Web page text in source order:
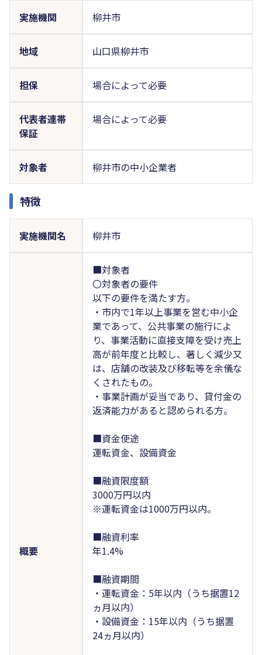
実施機関 柳井市
地域 山口県柳井市
担保 場合によって必要
代表者連帯
保証
場合によって必要
対象者 柳井市の中小企業者
特徴
実施機関名 柳井市
概要
■対象者
〇対象者の要件
以下の要件を満たす方。
・市内で1年以上事業を営む中小企
業であって、公共事業の施行によ
り、事業活動に直接支障を受け売上
高が前年度と比較し、著しく減少又
は、店舗の改装及び移転等を余儀な
くされたもの。
・事業計画が妥当であり、貸付金の
返済能力があると認められる方。
■資金使途
運転資金、設備資金
■融資限度額
3000万円以内
※運転資金は1000万円以内。
■融資利率
年1.4%
■融資期間
・運転資金：5年以内（うち据置12
ヵ月以内）
・設備資金：15年以内（うち据置
24ヵ月以内）